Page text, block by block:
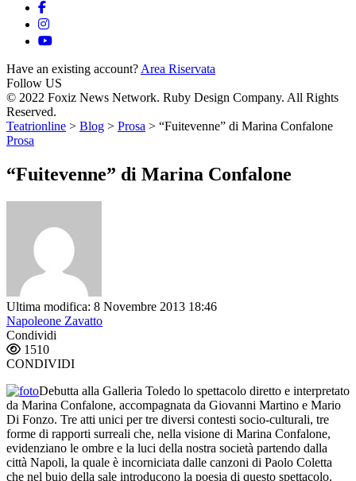
Have an existing account? Area Riservata
Follow US
© 2022 Foxiz News Network. Ruby Design Company. All Rights
Reserved.
Teatrionline > Blog > Prosa > “Fuitevenne” di Marina Confalone
Prosa
“Fuitevenne” di Marina Confalone
Ultima modifica: 8 Novembre 2013 18:46
Napoleone Zavatto
Condividi
1510
CONDIVIDI
Debutta alla Galleria Toledo lo spettacolo diretto e interpretato
da Marina Confalone, accompagnata da Giovanni Martino e Mario
Di Fonzo. Tre atti unici per tre diversi contesti socio-culturali, tre
forme di rapporti surreali che, nella visione di Marina Confalone,
evidenziano le ombre e la luci della nostra società partendo dalla
città Napoli, la quale è incorniciata dalle canzoni di Paolo Coletta
che nel buio della sale introducono la poesia di questo spettacolo.